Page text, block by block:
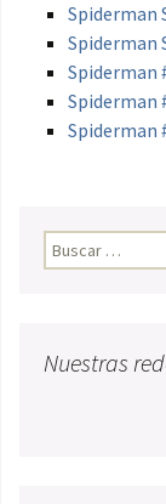
Spiderman
Spiderman
Spiderman
Spiderman
Spiderman
Buscar:
Nuestras